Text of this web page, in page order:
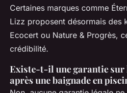
Certaines marques comme
Lizz proposent désormais des
Ecocert ou Nature & Progrès,
crédibilité.
Existe-t-il une garantie sur
après une baignade en